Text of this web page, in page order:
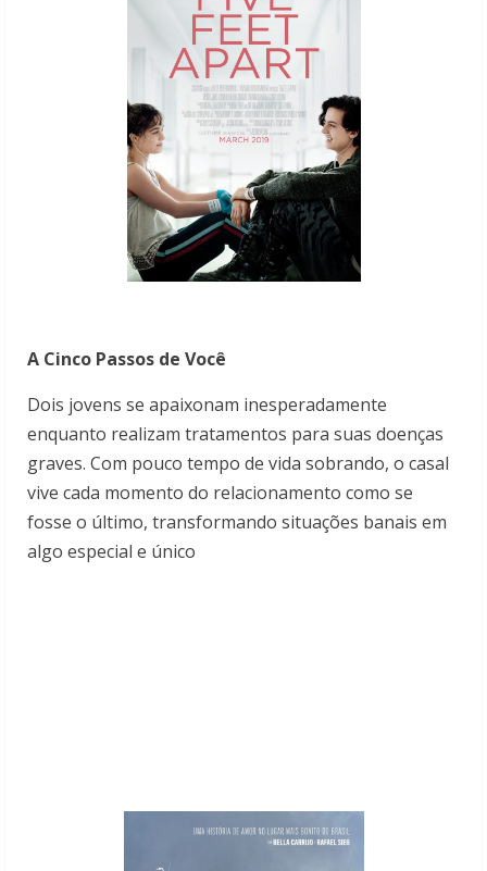
A Cinco Passos de Você
Dois jovens se apaixonam inesperadamente
enquanto realizam tratamentos para suas doenças
graves. Com pouco tempo de vida sobrando, o casal
vive cada momento do relacionamento como se
fosse o último, transformando situações banais em
algo especial e único